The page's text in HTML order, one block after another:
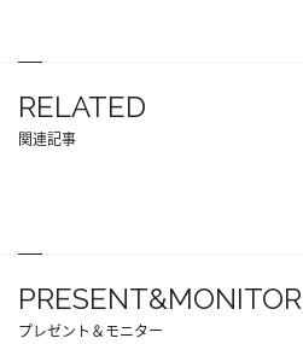
RELATED
関連記事
PRESENT&MONITOR
プレゼント＆モニター